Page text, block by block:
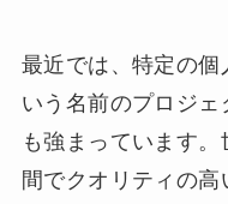
最近では、特定の個
いう名前のプロジ
も強まっています
間でクオリティの